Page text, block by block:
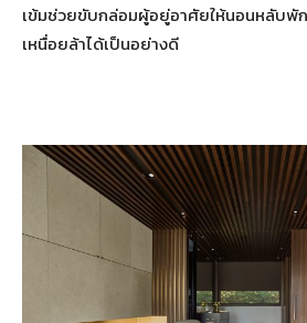
เข้มช่วยขับกล่อมผู้อยู่อาศัยให้นอนหลับพั
เหนื่อยล้าได้เป็นอย่างดี